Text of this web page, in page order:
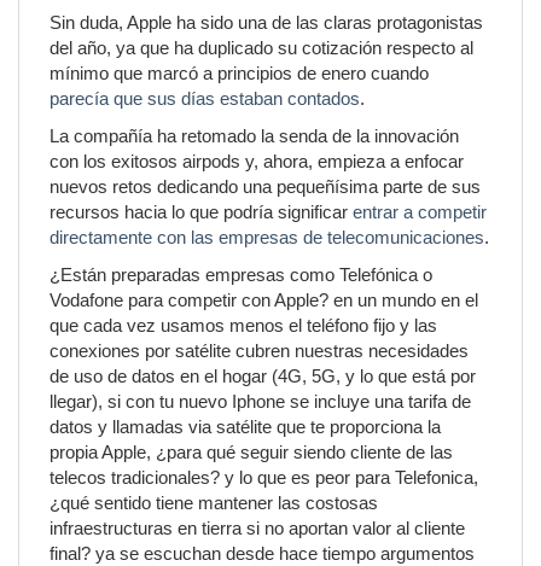
Sin duda, Apple ha sido una de las claras protagonistas
del año, ya que ha duplicado su cotización respecto al
mínimo que marcó a principios de enero cuando
parecía que sus días estaban contados.
La compañía ha retomado la senda de la innovación
con los exitosos airpods y, ahora, empieza a enfocar
nuevos retos dedicando una pequeñísima parte de sus
recursos hacia lo que podría significar entrar a competir
directamente con las empresas de telecomunicaciones.
¿Están preparadas empresas como Telefónica o
Vodafone para competir con Apple? en un mundo en el
que cada vez usamos menos el teléfono fijo y las
conexiones por satélite cubren nuestras necesidades
de uso de datos en el hogar (4G, 5G, y lo que está por
llegar), si con tu nuevo Iphone se incluye una tarifa de
datos y llamadas via satélite que te proporciona la
propia Apple, ¿para qué seguir siendo cliente de las
telecos tradicionales? y lo que es peor para Telefonica,
¿qué sentido tiene mantener las costosas
infraestructuras en tierra si no aportan valor al cliente
final? ya se escuchan desde hace tiempo argumentos